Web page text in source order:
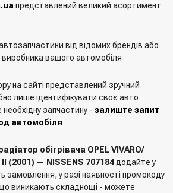
представлений великий асортимент
від відомих брендів або
виробника вашого автомобіля
на сайті представлений зручний
лише ідентифікувати своє авто
запчастину - залиште запит
автомобіля
обігрівача OPEL VIVARO/
II (2001) — NISSENS 707184додайте у
замовлення, у разі наявності промокоду
виникають складнощі - можете